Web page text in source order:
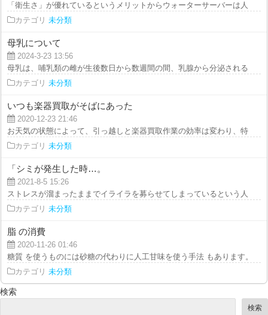
「衛生さ」が優れているというメリットからウォーターサーバーは人気が
カテゴリ 未分類
母乳について
2024-3-23 13:56
母乳は、哺乳類の雌が生後数日から数週間の間、乳腺から分泌される栄養
カテゴリ 未分類
いつも楽器買取がそばにあった
2020-12-23 21:46
お天気の状態によって、引っ越しと楽器買取作業の効率は変わり、特に雨
カテゴリ 未分類
「シミが発生した時…。
2021-8-5 15:26
ストレスが溜まったままでイライラを募らせてしまっているという人は、
カテゴリ 未分類
脂 の消費
2020-11-26 01:46
糖質 を使うものには砂糖の代わりに人工甘味を使う手法 もあります。 胃
カテゴリ 未分類
検索
検索